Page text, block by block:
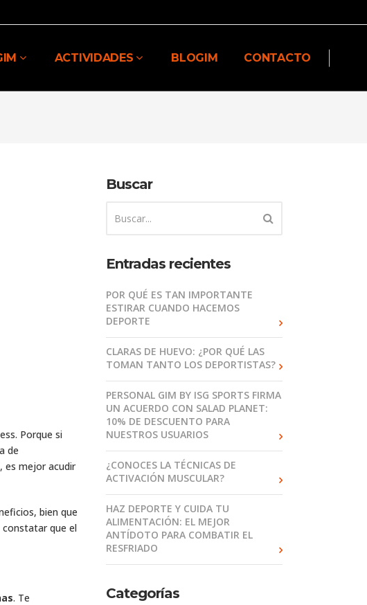
ACTIVIDADES BLOGIM CONTACTO
Porque si
de
es mejor acudir
bien que
que el
. Te
Buscar
Entradas recientes
POR QUÉ ES TAN IMPORTANTE
ESTIRAR CUANDO HACEMOS
DEPORTE
CLARAS DE HUEVO: ¿POR QUÉ LAS
TOMAN TANTO LOS DEPORTISTAS?
PERSONAL GIM BY ISG SPORTS FIRMA
UN ACUERDO CON SALAD PLANET:
10% DE DESCUENTO PARA
NUESTROS USUARIOS
¿CONOCES LA TÉCNICAS DE
ACTIVACIÓN MUSCULAR?
HAZ DEPORTE Y CUIDA TU
ALIMENTACIÓN: EL MEJOR
ANTÍDOTO PARA COMBATIR EL
RESFRIADO
Categorías